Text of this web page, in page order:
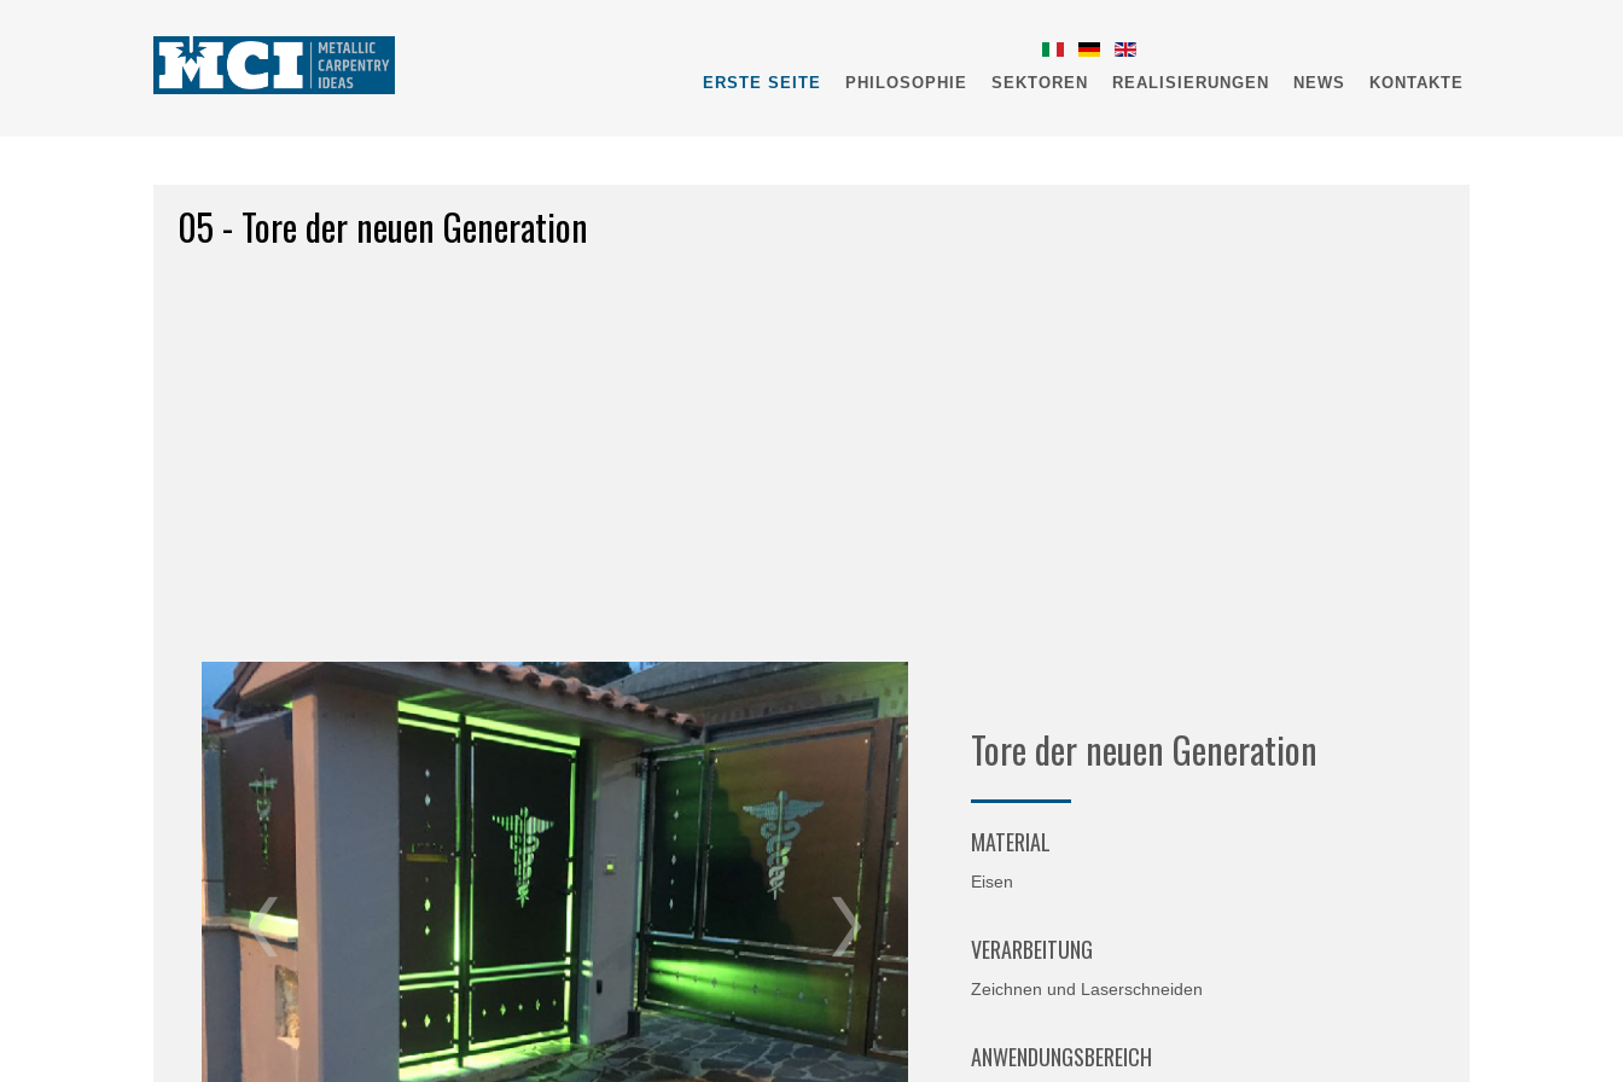
ERSTE SEITE PHILOSOPHIE SEKTOREN REALISIERUNGEN NEWS KONTAKTE
05 - Tore der neuen Generation
Tore der neuen Generation
MATERIAL
Eisen
VERARBEITUNG
Zeichnen und Laserschneiden
ANWENDUNGSBEREICH